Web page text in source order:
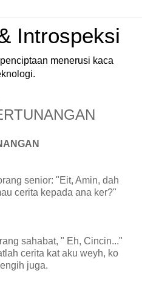
Introspeksi
menerusi kaca
senior: "Eit, Amin, dah
cerita kepada ana ker?"
sahabat, " Eh, Cincin..."
cerita kat aku weyh, ko
juga.